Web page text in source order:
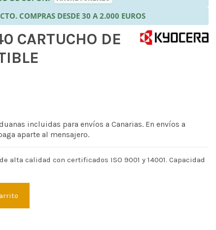
COMPRAS DESDE 30 A 2.000 EUROS
CARTUCHO DE
incluidas para envíos a Canarias. En envíos a
aparte al mensajero.
alta calidad con certificados ISO 9001 y 14001. Capacidad